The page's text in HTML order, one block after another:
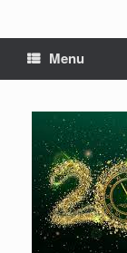
Menu